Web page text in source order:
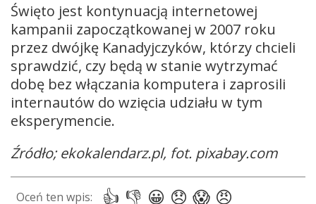
Święto jest kontynuacją internetowej
kampanii zapoczątkowanej w 2007 roku
przez dwójkę Kanadyjczyków, którzy chcieli
sprawdzić, czy będą w stanie wytrzymać
dobę bez włączania komputera i zaprosili
internautów do wzięcia udziału w tym
eksperymencie.
Źródło; ekokalendarz.pl, fot. pixabay.com